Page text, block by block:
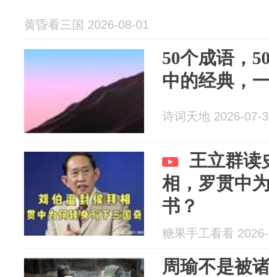
黄昏看三国 2026-08-01
50个成语，
中的经典，
诗词天地 2026-07-
王立群读
相，罗贯中
书？
糖果手工看看
周瑜不是被